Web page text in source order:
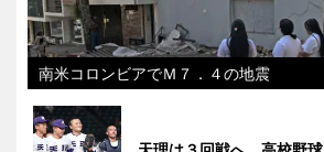
南米コロンビアでＭ７．４の地震